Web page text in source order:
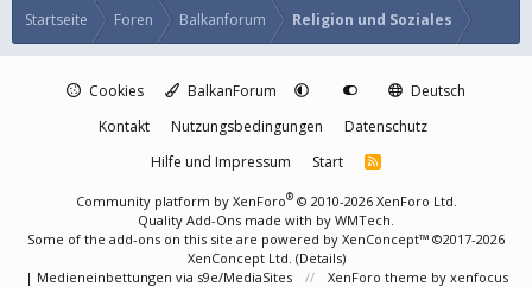
Startseite Foren Balkanforum Religion und Soziales
Cookies BalkanForum
Deutsch
Kontakt
Nutzungsbedingungen
Datenschutz
Hilfe und Impressum
Start
R
Community platform by XenForo® © 2010-2026 XenForo Ltd.
Quality Add-Ons made with by WMTech
Some of the add-ons on this site are powered by XenConcept™ ©2017-2026
XenConcept Ltd. (Details)
| Medieneinbettungen via s9e/MediaSites XenForo theme by xenfocus